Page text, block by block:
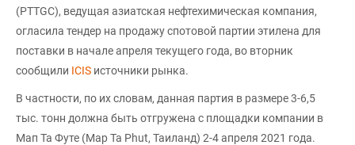
(PTTGC), ведущая азиатская нефтехимическая компания,
огласила тендер на продажу спотовой партии этилена для
поставки в начале апреля текущего года, во вторник
сообщили ICIS источники рынка.
В частности, по их словам, данная партия в размере 3-6,5
тыс. тонн должна быть отгружена с площадки компании в
Мап Та Футе (Map Ta Phut, Таиланд) 2-4 апреля 2021 года.